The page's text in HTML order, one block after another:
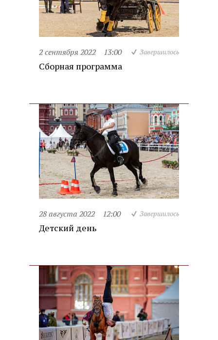
2 сентября 2022 13:00 Завершилось
Сборная программа
28 августа 2022 12:00 Завершилось
Детский день